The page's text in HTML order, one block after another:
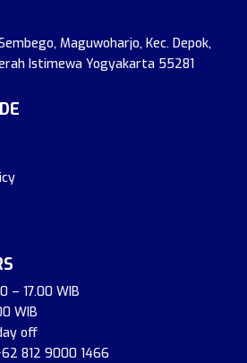
Maguwoharjo, Kec. Depok,
Istimewa Yogyakarta 55281
– 17.00 WIB
WIB
off
812 9000 1466